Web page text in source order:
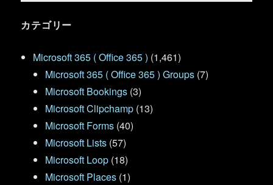
カテゴリー
Microsoft 365 ( Office 365 ) (1,461)
Microsoft 365 ( Office 365 ) Groups (7)
Microsoft Bookings (3)
Microsoft Clipchamp (13)
Microsoft Forms (40)
Microsoft Lists (57)
Microsoft Loop (18)
Microsoft Places (1)